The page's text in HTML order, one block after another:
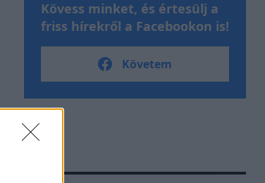
Kövess minket, és értesülj a
friss hírekről a Facebookon is!
Követem